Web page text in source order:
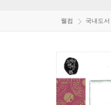
웰컴 국내도서